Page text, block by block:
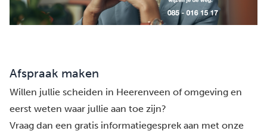
Afspraak maken
Willen jullie scheiden in Heerenveen of omgeving en
eerst weten waar jullie aan toe zijn?
Vraag dan een gratis informatiegesprek aan met onze